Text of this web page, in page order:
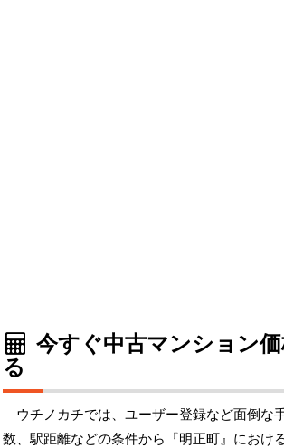
今すぐ中古マンション
る
ウチノカチでは、ユーザー登録など面倒な
数、駅距離などの条件から『明正町』におけ